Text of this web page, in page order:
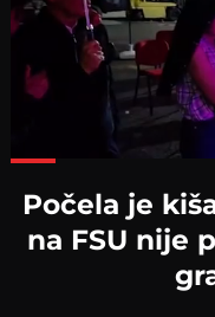
Počela je
na FSU nije